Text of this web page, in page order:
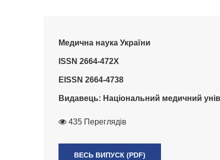
Медична наука України
ISSN 2664-472X
EISSN 2664-4738
Видавець: Національний медичний
435 Переглядів
ВЕСЬ ВИПУСК (PDF)